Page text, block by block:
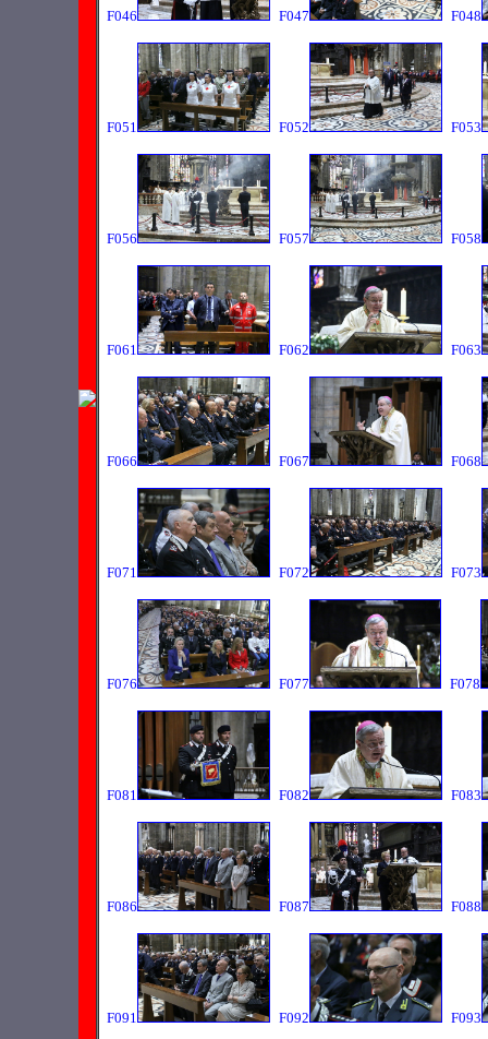
F046 F047 F048
F051 F052 F053
F056 F057 F058
F061 F062 F063
F066 F067 F068
F071 F072 F073
F076 F077 F078
F081 F082 F083
F086 F087 F088
F091 F092 F093